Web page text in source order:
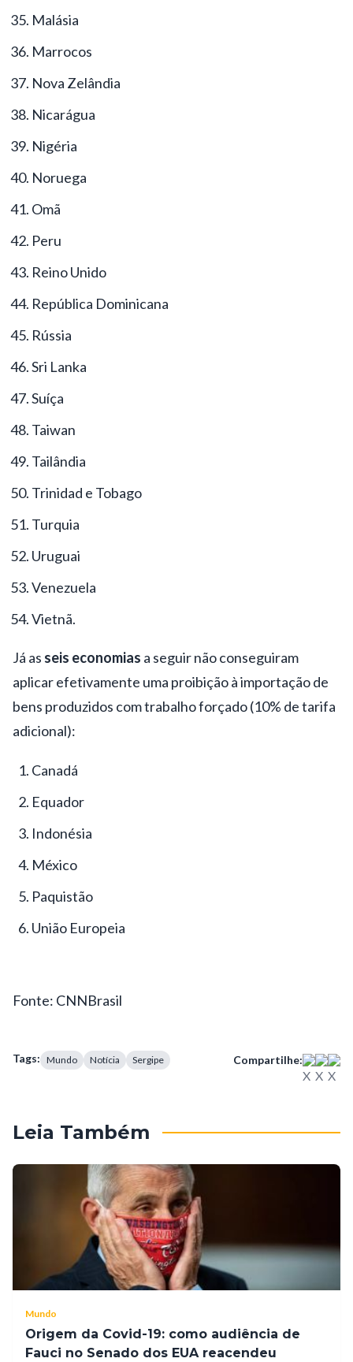
Malásia
Marrocos
Nova Zelândia
Nicarágua
Nigéria
Noruega
Omã
Peru
Reino Unido
República Dominicana
Rússia
Sri Lanka
Suíça
Taiwan
Tailândia
Trinidad e Tobago
Turquia
Uruguai
Venezuela
Vietnã.
Já as seis economias a seguir não conseguiram
aplicar efetivamente uma proibição à importação de
bens produzidos com trabalho forçado (10% de tarifa
adicional):
Canadá
Equador
Indonésia
México
Paquistão
União Europeia
Fonte: CNNBrasil
Tags: Mundo Notícia Sergipe Compartilhe:
Leia Também
Mundo
Origem da Covid-19: como audiência de
Fauci no Senado dos EUA reacendeu